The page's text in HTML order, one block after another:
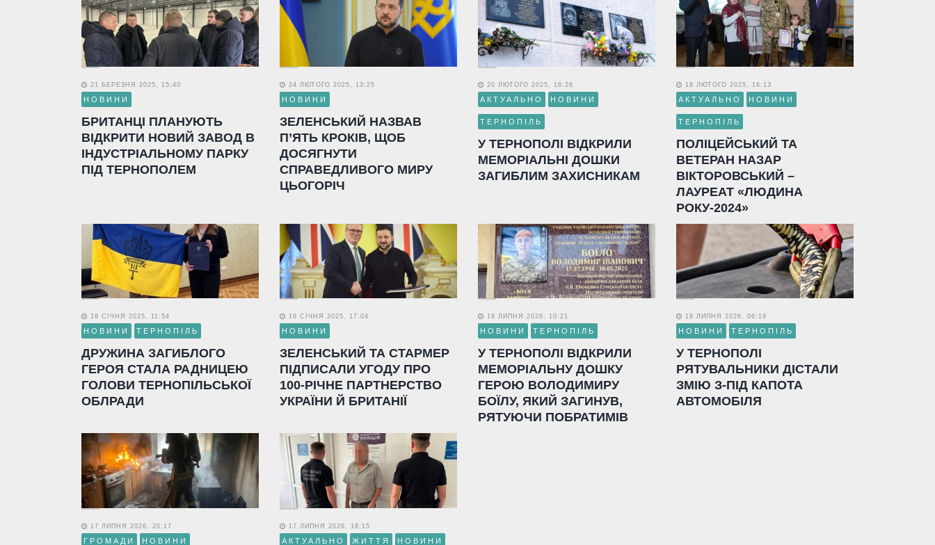
21 БЕРЕЗНЯ 2025, 15:40
НОВИНИ
БРИТАНЦІ ПЛАНУЮТЬ
ВІДКРИТИ НОВИЙ ЗАВОД В
ІНДУСТРІАЛЬНОМУ ПАРКУ
ПІД ТЕРНОПОЛЕМ
24 ЛЮТОГО 2025, 13:25
НОВИНИ
ЗЕЛЕНСЬКИЙ НАЗВАВ
П’ЯТЬ КРОКІВ, ЩОБ
ДОСЯГНУТИ
СПРАВЕДЛИВОГО МИРУ
ЦЬОГОРІЧ
20 ЛЮТОГО 2025, 18:26
АКТУАЛЬНО НОВИНИ
ТЕРНОПІЛЬ
У ТЕРНОПОЛІ ВІДКРИЛИ
МЕМОРІАЛЬНІ ДОШКИ
ЗАГИБЛИМ ЗАХИСНИКАМ
18 ЛЮТОГО 2025, 16:13
АКТУАЛЬНО НОВИНИ
ТЕРНОПІЛЬ
ПОЛІЦЕЙСЬКИЙ ТА
ВЕТЕРАН НАЗАР
ВІКТОРОВСЬКИЙ –
ЛАУРЕАТ «ЛЮДИНА
РОКУ-2024»
18 СІЧНЯ 2025, 11:54
НОВИНИ ТЕРНОПІЛЬ
ДРУЖИНА ЗАГИБЛОГО
ГЕРОЯ СТАЛА РАДНИЦЕЮ
ГОЛОВИ ТЕРНОПІЛЬСЬКОЇ
ОБЛРАДИ
16 СІЧНЯ 2025, 17:04
НОВИНИ
ЗЕЛЕНСЬКИЙ ТА СТАРМЕР
ПІДПИСАЛИ УГОДУ ПРО
100-РІЧНЕ ПАРТНЕРСТВО
УКРАЇНИ Й БРИТАНІЇ
18 ЛИПНЯ 2026, 10:21
НОВИНИ ТЕРНОПІЛЬ
У ТЕРНОПОЛІ ВІДКРИЛИ
МЕМОРІАЛЬНУ ДОШКУ
ГЕРОЮ ВОЛОДИМИРУ
БОЇЛУ, ЯКИЙ ЗАГИНУВ,
РЯТУЮЧИ ПОБРАТИМІВ
18 ЛИПНЯ 2026, 06:19
НОВИНИ ТЕРНОПІЛЬ
У ТЕРНОПОЛІ
РЯТУВАЛЬНИКИ ДІСТАЛИ
ЗМІЮ З-ПІД КАПОТА
АВТОМОБІЛЯ
17 ЛИПНЯ 2026, 20:17
ГРОМАДИ НОВИНИ
17 ЛИПНЯ 2026, 18:15
АКТУАЛЬНО ЖИТТЯ НОВИНИ